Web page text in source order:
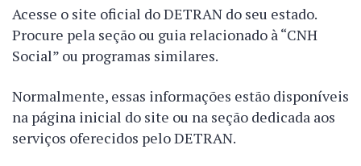
Acesse o site oficial do DETRAN do seu estado.
Procure pela seção ou guia relacionado à “CNH
Social” ou programas similares.
Normalmente, essas informações estão disponíveis
na página inicial do site ou na seção dedicada aos
serviços oferecidos pelo DETRAN.